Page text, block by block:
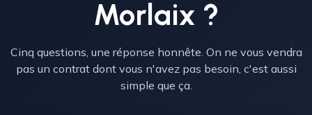
Morlaix ?
Cinq questions, une réponse honnête. On ne vous vendra
pas un contrat dont vous n'avez pas besoin, c'est aussi
simple que ça.